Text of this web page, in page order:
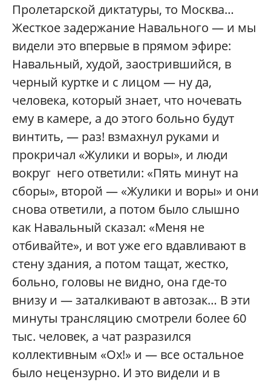
Пролетарской диктатуры, то Москва…
Жесткое задержание Навального — и мы
видели это впервые в прямом эфире:
Навальный, худой, заострившийся, в
черный куртке и с лицом — ну да,
человека, который знает, что ночевать
ему в камере, а до этого больно будут
винтить, — раз! взмахнул руками и
прокричал «Жулики и воры», и люди
вокруг него ответили: «Пять минут на
сборы», второй — «Жулики и воры» и они
снова ответили, а потом было слышно
как Навальный сказал: «Меня не
отбивайте», и вот уже его вдавливают в
стену здания, а потом тащат, жестко,
больно, головы не видно, она где-то
внизу и — заталкивают в автозак… В эти
минуты трансляцию смотрели более 60
тыс. человек, а чат разразился
коллективным «Ох!» и — все остальное
было нецензурно. И это видели и в